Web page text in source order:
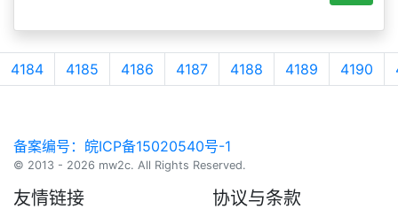
4184 4185 4186 4187 4188 4189 4190
备案编号：皖ICP备15020540号-1
© 2013 - 2026 mw2c. All Rights Reserved.
友情链接 协议与条款